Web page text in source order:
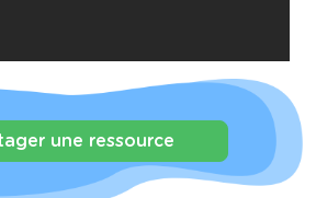
une ressource